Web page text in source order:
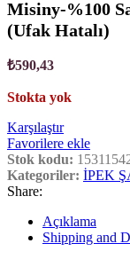
Misiny-%100
(Ufak Hatalı)
₺590,43
Stokta yok
Karşılaştır
Favorilere ekle
Stok kodu:
Kategoriler: İPEK
Share:
Açıklama
Shipping and